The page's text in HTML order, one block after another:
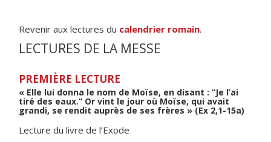
Revenir aux lectures du calendrier romain.
LECTURES DE LA MESSE
PREMIÈRE LECTURE
« Elle lui donna le nom de Moïse, en disant : “Je l’ai
tiré des eaux.” Or vint le jour où Moïse, qui avait
grandi, se rendit auprès de ses frères » (Ex 2,1-15a)
Lecture du livre de l’Exode